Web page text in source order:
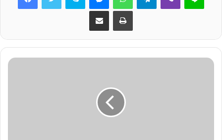
Share via Email Print